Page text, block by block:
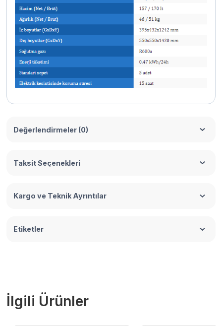
Değerlendirmeler (0)
Taksit Seçenekleri
Kargo ve Teknik Ayrıntılar
Etiketler
İlgili Ürünler